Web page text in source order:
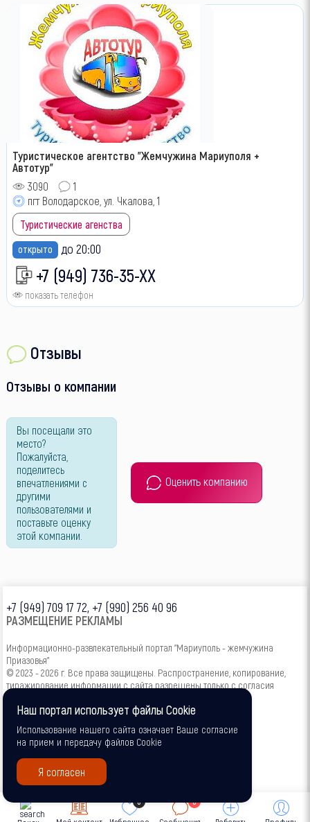
0 0
Туристическое агентство "Жемчужина Мариуполя +
Автотур"
3090
1
пгт Володарское, ул. Чкалова, 1
Туристические агенства
открыто до 20:00
+7 (949) 736-35-XX
показать телефон
Отзывы
Отзывы о компании
Вы посещали это
место?
Пожалуйста,
поделитесь
впечатлениями с
другими
пользователями и
поставьте оценку
этой компании.
Оценить компанию
+7 (949) 709 17 72, +7 (990) 256 40 96
РАЗМЕЩЕНИЕ РЕКЛАМЫ
Информационно-развлекательный портал "Мариуполь - жемчужина
Приазовья"
© 2023 - 2026 г. Все права защищены. Распространение, копирование,
тиражирование информации с сайта разрешены только с согласия
16+
Наш портал использует файлы Cookie
Использование нашего сайта означает Ваше согласие
на прием и передачу файлов Cookie
Я согласен